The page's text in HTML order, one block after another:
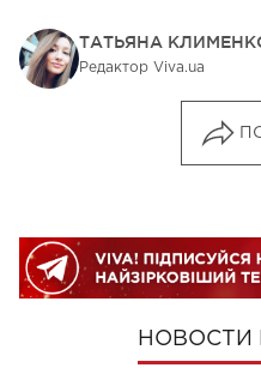
ТАТЬЯНА
Редактор Viva.ua
НОВОСТИ